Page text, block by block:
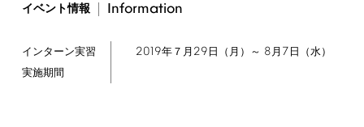
イベント情報 Information
インターン実習
実施期間
2019年７月 29 日（月）～ 8 月 7 日（水）